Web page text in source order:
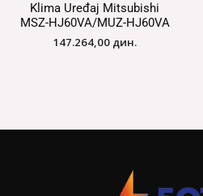
Klima Uređaj Mitsubishi
MSZ-HJ60VA/MUZ-HJ60VA
147.264,00 дин.